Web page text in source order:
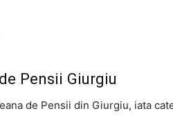
Pensii Giurgiu
de Pensii din Giurgiu, iata